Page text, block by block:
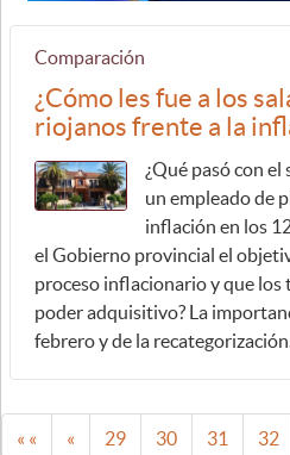
Comparación
¿Cómo les fue a los
riojanos frente a la
¿Qué pasó con
un empleado de
inflación en los
el Gobierno provincial el
proceso inflacionario y que los
poder adquisitivo? La
febrero y de la
« « « 29 30 31 32